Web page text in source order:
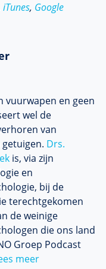
iTunes, Google
vuurwapen en geen
wel de
van
Drs.
is, via zijn
en
bij de
terechtgekomen
de weinige
die ons land
Groep Podcast
meer